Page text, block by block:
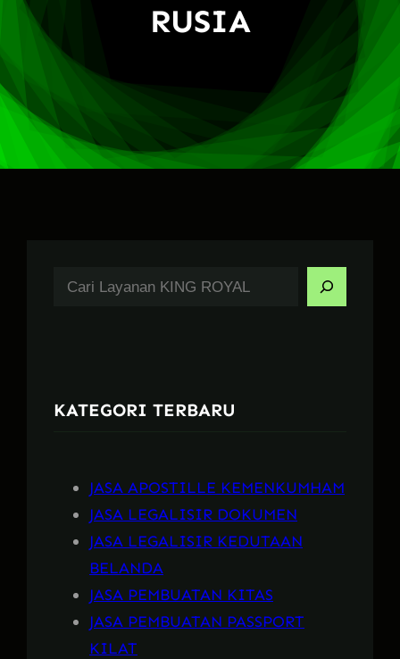
RUSIA
h
KATEGORI TERBARU
JASA APOSTILLE KEMENKUMHAM
JASA LEGALISIR DOKUMEN
JASA LEGALISIR KEDUTAAN
BELANDA
JASA PEMBUATAN KITAS
JASA PEMBUATAN PASSPORT
KILAT